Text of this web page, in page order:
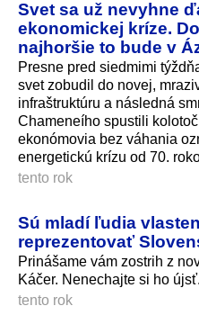
Svet sa už nevyhne
ekonomickej kríze.
najhoršie to bude v
Presne pred siedmimi
svet zobudil do novej,
infraštruktúru a následná
Chameneího spustili
ekonómovia bez váhania
energetickú krízu od 70.
tento rok
Sú mladí ľudia
reprezentovať
Prinášame vám zostrih z
Káčer. Nenechajte si ho újsť.
tento rok